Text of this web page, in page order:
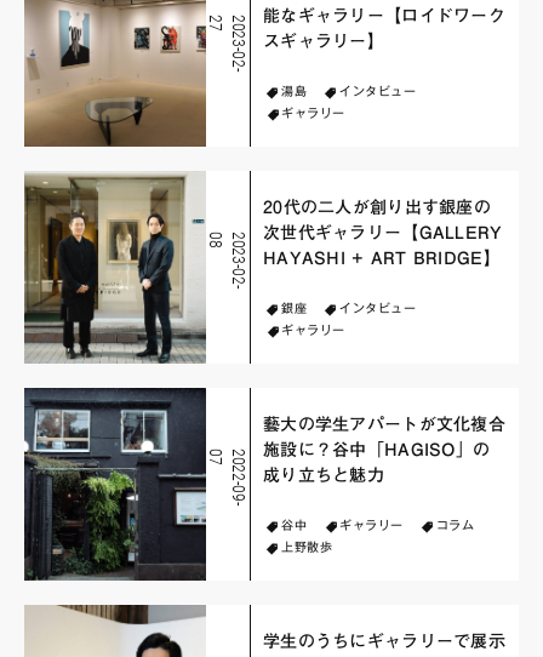
2
0
2
3
-
0
2
-
2
7
能なギャラリー【ロイドワーク
スギャラリー】
湯島
インタビュー
ギャラリー
2
0
2
3
-
0
2
-
0
8
20代の二人が創り出す銀座の
次世代ギャラリー【GALLERY
HAYASHI + ART BRIDGE】
銀座
インタビュー
ギャラリー
2
0
2
2
-
0
9
-
0
7
藝大の学生アパートが文化複合
施設に？谷中「HAGISO」の
成り立ちと魅力
谷中 ギャラリー
コラム
上野散歩
学生のうちにギャラリーで展示